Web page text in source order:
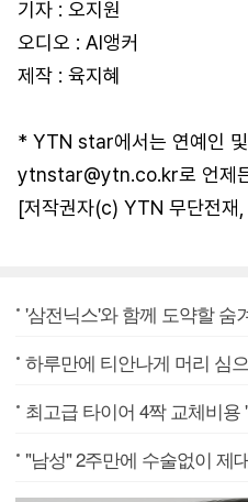
기자 : 오지원
오디오 : AI앵커
제작 : 육지혜
* YTN star에서는 연예인 및
ytnstar@ytn.co.kr로 언제
[저작권자(c) YTN 무단전재